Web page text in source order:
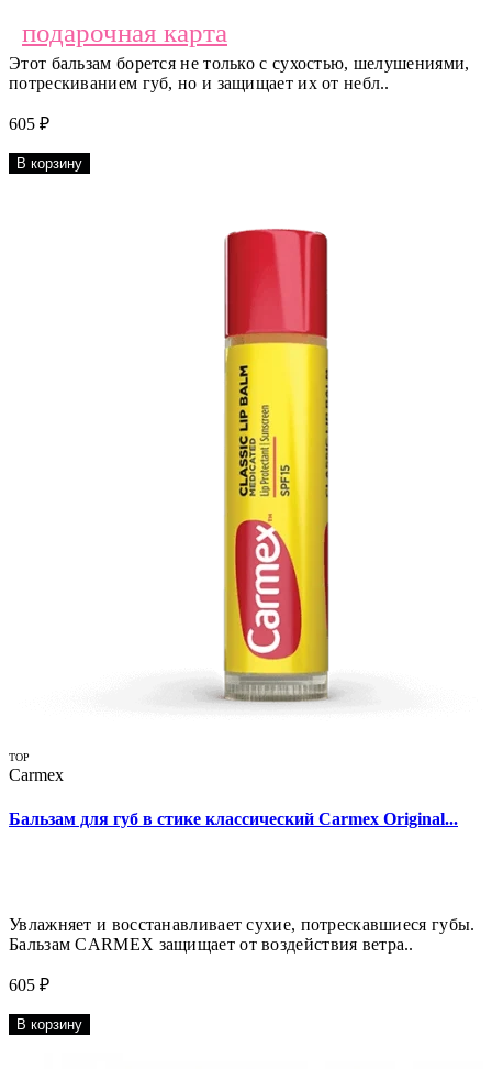
подарочная карта
Этот бальзам борется не только с сухостью, шелушениями,
потрескиванием губ, но и защищает их от небл..
605 ₽
В корзину
TOP
Carmex
Бальзам для губ в стике классический Carmex Original...
Увлажняет и восстанавливает сухие, потрескавшиеся губы.
Бальзам CARMEX защищает от воздействия ветра..
605 ₽
В корзину